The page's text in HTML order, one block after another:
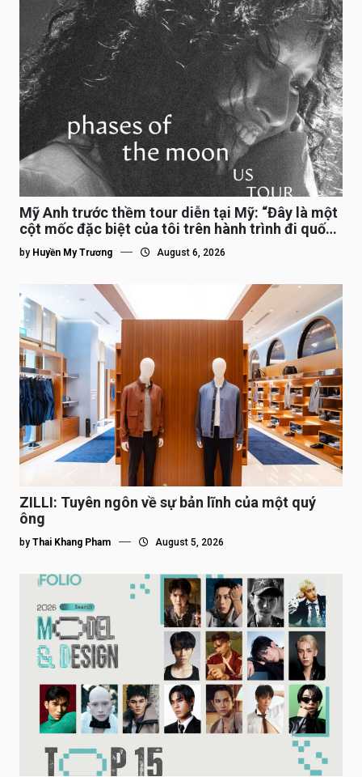
Mỹ Anh trước thềm tour diễn tại Mỹ: “Đây là một
cột mốc đặc biệt của tôi trên hành trình đi quốc
tế”
by Huyền My Trương August 6, 2026
ZILLI: Tuyên ngôn về sự bản lĩnh của một quý
ông
by Thai Khang Pham August 5, 2026